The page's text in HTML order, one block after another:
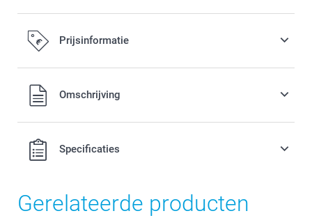
Prijsinformatie
Alle prijzen zijn in EURO (€) inclusief BTW en exclusief
verzendkosten.Omschrijving
Specificaties
Gerelateerde producten